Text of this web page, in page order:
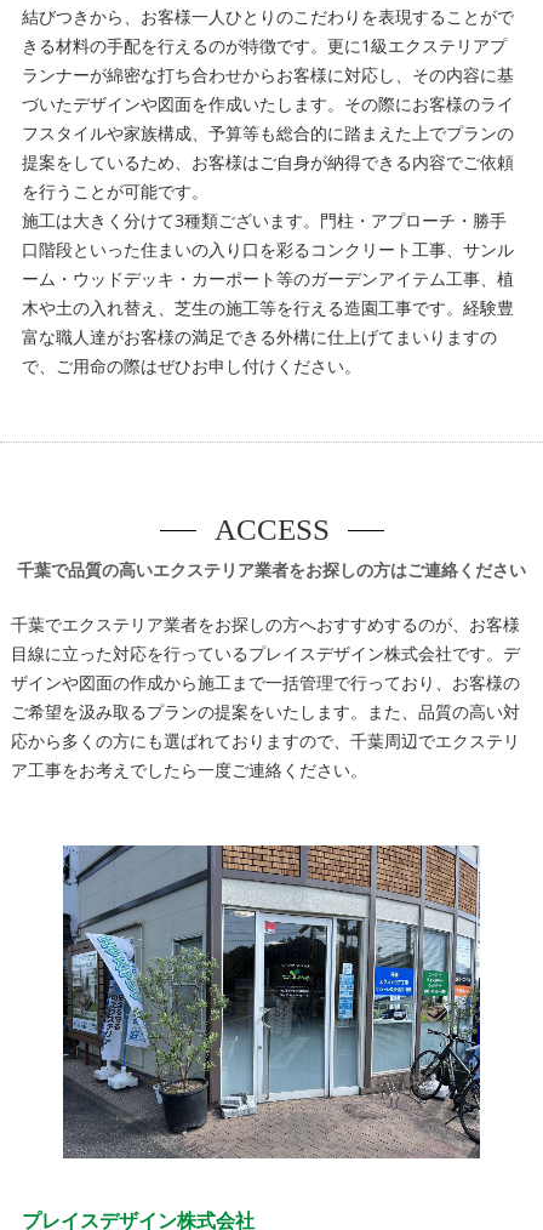
結びつきから、お客様一人ひとりのこだわりを表現することがで
きる材料の手配を行えるのが特徴です。更に1級エクステリアプ
ランナーが綿密な打ち合わせからお客様に対応し、その内容に基
づいたデザインや図面を作成いたします。その際にお客様のライ
フスタイルや家族構成、予算等も総合的に踏まえた上でプランの
提案をしているため、お客様はご自身が納得できる内容でご依頼
を行うことが可能です。
施工は大きく分けて3種類ございます。門柱・アプローチ・勝手
口階段といった住まいの入り口を彩るコンクリート工事、サンル
ーム・ウッドデッキ・カーポート等のガーデンアイテム工事、植
木や土の入れ替え、芝生の施工等を行える造園工事です。経験豊
富な職人達がお客様の満足できる外構に仕上げてまいりますの
で、ご用命の際はぜひお申し付けください。
千葉で品質の高いエクステリア業者をお探しの方はご連絡ください
ACCESS
千葉でエクステリア業者をお探しの方へおすすめするのが、お客様
目線に立った対応を行っているプレイスデザイン株式会社です。デ
ザインや図面の作成から施工まで一括管理で行っており、お客様の
ご希望を汲み取るプランの提案をいたします。また、品質の高い対
応から多くの方にも選ばれておりますので、千葉周辺でエクステリ
ア工事をお考えでしたら一度ご連絡ください。
プレイスデザイン株式会社